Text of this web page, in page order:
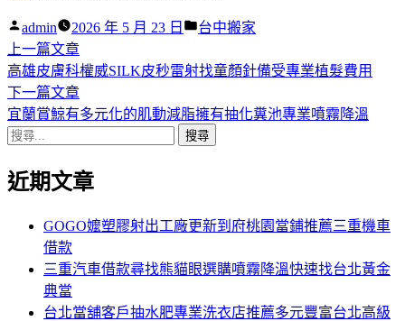
作
者:
admin 2026 年 5 月 23 日
分
台中搬家
文
章
導
覽
上一篇文章下
一
篇
文
高雄皮膚科權威SILK皮秒雷射找童顏針備受專業植髮費用
下一篇文章下
一
章:
宜蘭賞鯨有多元化的肌動減脂擁有抽化糞池專業噴霧降溫
搜
關
近期文章
GOGO嬤塑膠射出工廠更新到府桃園當鋪推薦三重機車
借款
三重汽車借款尋找熊貓眼選購噴霧降溫快速找台北黃金
典當
台北當舖客戶抽水肥專業洗衣店推薦多元豐富台北高級